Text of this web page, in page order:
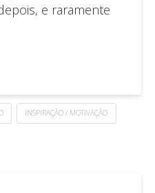
e raramente
INSPIRAÇÃO / MOTIVAÇÃO